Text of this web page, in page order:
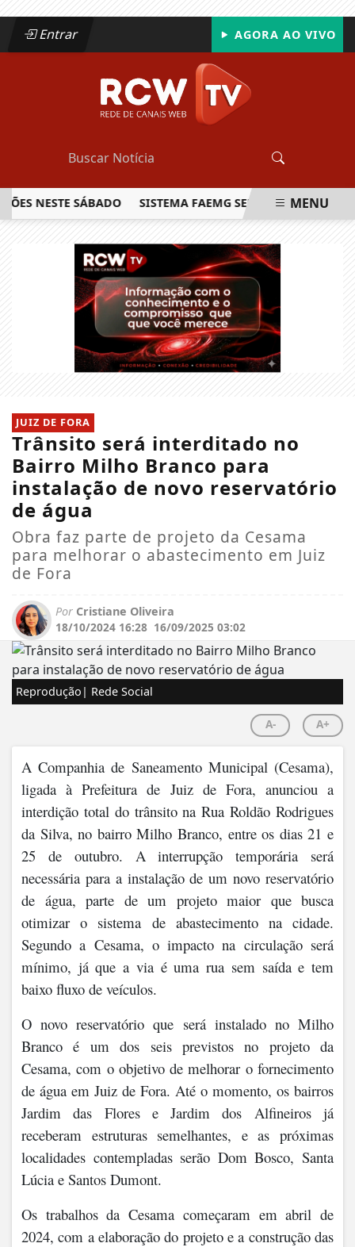
Entrar AGORA AO VIVO
SÁBADO SISTEMA FAEMG SENAR LANÇA OMENU
JUIZ DE FORA
Trânsito será interditado no
Bairro Milho Branco para
instalação de novo reservatório
de água
Obra faz parte de projeto da Cesama
para melhorar o abastecimento em Juiz
de Fora
Por Cristiane Oliveira
18/10/2024 16:28 16/09/2025 03:02
Reprodução| Rede Social
A- A+
A Companhia de Saneamento Municipal (Cesama),
ligada à Prefeitura de Juiz de Fora, anunciou a
interdição total do trânsito na Rua Roldão Rodrigues
da Silva, no bairro Milho Branco, entre os dias 21 e
25 de outubro. A interrupção temporária será
necessária para a instalação de um novo reservatório
de água, parte de um projeto maior que busca
otimizar o sistema de abastecimento na cidade.
Segundo a Cesama, o impacto na circulação será
mínimo, já que a via é uma rua sem saída e tem
baixo fluxo de veículos.
O novo reservatório que será instalado no Milho
Branco é um dos seis previstos no projeto da
Cesama, com o objetivo de melhorar o fornecimento
de água em Juiz de Fora. Até o momento, os bairros
Jardim das Flores e Jardim dos Alfineiros já
receberam estruturas semelhantes, e as próximas
localidades contempladas serão Dom Bosco, Santa
Lúcia e Santos Dumont.
Os trabalhos da Cesama começaram em abril de
2024, com a elaboração do projeto e a construção das